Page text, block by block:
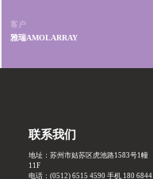
客户
雅瑞AMOLARRAY
联系我们
地址：苏州市姑苏区虎池路1583号1幢
11F
电话：(0512) 6515 4590 手机 180 6844